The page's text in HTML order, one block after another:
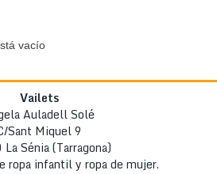
vacío
Vailets
Auladell Solé
Sant Miquel 9
Sénia (Tarragona)
ropa infantil y ropa de mujer.